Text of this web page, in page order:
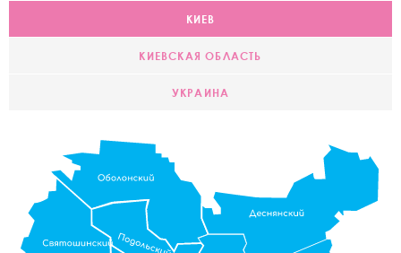
КИЕВ
КИЕВСКАЯ ОБЛАСТЬ
УКРАИНА